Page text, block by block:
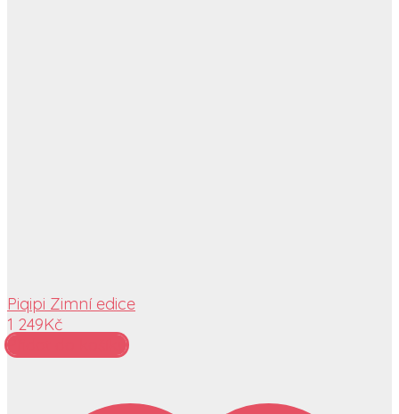
Piqipi Zimní edice
1 249Kč
Přidat do košíku